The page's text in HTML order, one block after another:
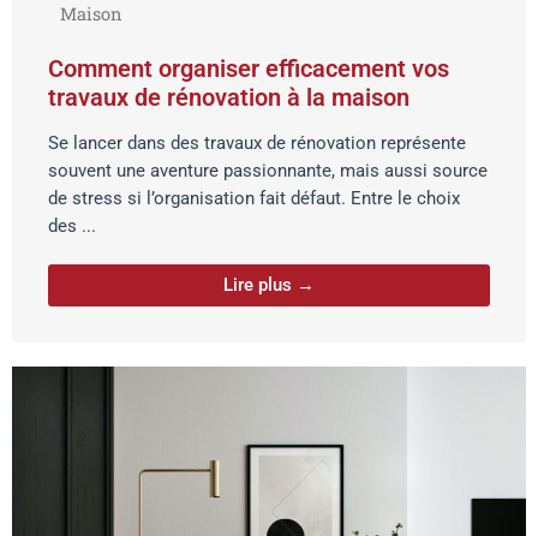
Maison
Comment organiser efficacement vos
travaux de rénovation à la maison
Se lancer dans des travaux de rénovation représente
souvent une aventure passionnante, mais aussi source
de stress si l’organisation fait défaut. Entre le choix
des ...
Lire plus →